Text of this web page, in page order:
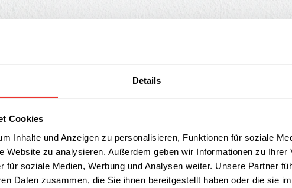
Details
Cookies
Inhalte und Anzeigen zu personalisieren, Funktionen für soziale
Website zu analysieren. Außerdem geben wir Informationen zu Ihrer
für soziale Medien, Werbung und Analysen weiter. Unsere Partner
Daten zusammen, die Sie ihnen bereitgestellt haben oder die sie
MEHR ZUR HERTA QUALITÄT